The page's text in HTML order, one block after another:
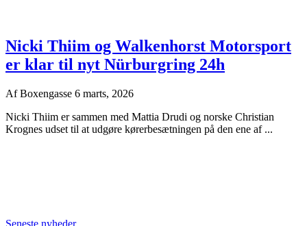
Nicki Thiim og Walkenhorst Motorsport
er klar til nyt Nürburgring 24h
AfBoxengasse 6 marts, 2026
Nicki Thiim er sammen med Mattia Drudi og norske Christian
Krognes udset til at udgøre kørerbesætningen på den ene af ...
Seneste nyheder